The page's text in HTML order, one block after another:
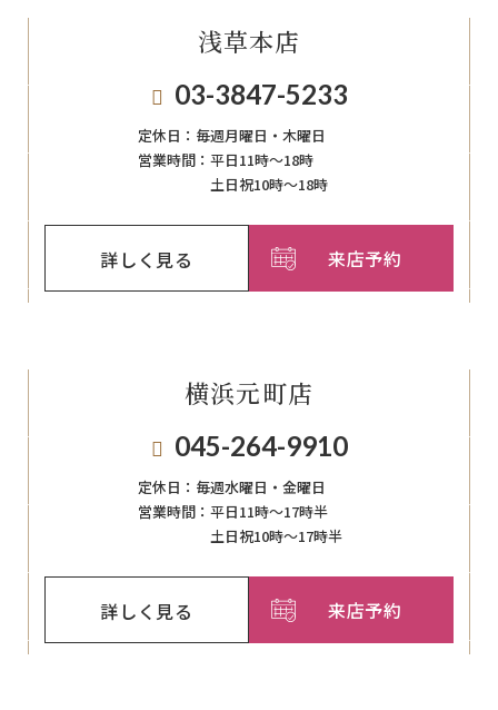
浅草本店
03-3847-5233
定休日： 毎週月曜日・木曜日
営業時間： 平日11時～18時
土日祝10時～18時
詳しく見る 来店予約
横浜元町店
045-264-9910
定休日： 毎週⽔曜⽇‧⾦曜⽇
営業時間： 平日11時～17時半
土日祝10時～17時半
詳しく見る 来店予約